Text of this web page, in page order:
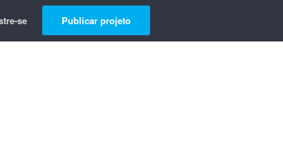
se Publicar projeto